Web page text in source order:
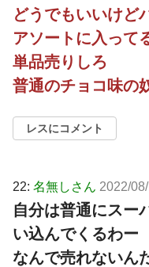
どうでもいいけど
アソートに入って
単品売りしろ
普通のチョコ味の
レスにコメント
22: 名無しさん 2022/
自分は普通にスー
い込んでくるわー
なんで売れないん